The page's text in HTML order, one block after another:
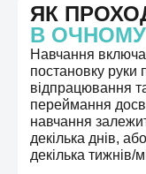
ЯК
В
Навчання
постановку руки
відпрацювання
переймання
навчання
декілька днів,
декілька тижнів/